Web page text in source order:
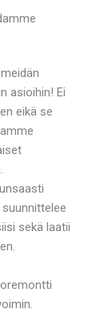
asioihin! Ei
eikä se
sekä laatii